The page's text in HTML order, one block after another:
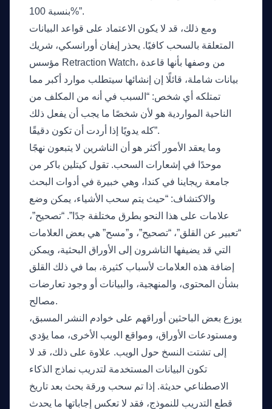
بنسبة 100%”.
ومع ذلك، قد لا يكون الاعتماد على قواعد البيانات
المتعلقة بالسحب كافيًا. يحذر إيفان أورانسكي، شريك
مؤسس Retraction Watch، من وصفها بأنها قاعدة
بيانات شاملة، قائلًا إن إنشائها سيتطلب موارد أكبر مما
تمتلكه أي شخص: “السبب في أنه من المكلف من
الناحية المواردية هو لأن شخصًا ما يجب أن يفعل ذلك
كله يدويًا إذا أردت أن تكون دقيقًا”.
وما يعقد الأمور أكثر هو أن الناشرين لا يتبعون نهجًا
موحدًا في إشعارات السحب. تقول كيتلين باكر من
جامعة ريجاينا في كندا، وهي خبيرة في أدوات البحث
والاكتشاف: “حيث يتم سحب الأشياء، يمكن وضع
علامات على هذا النحو بطرق مختلفة جدًا”. “تصحيح”،
“تعبير عن القلق”، “تصحيح”، و”مسح” هي بعض العلامات
التي قد يضيفها الناشرون إلى الأوراق البحثية، ويمكن
إضافة هذه العلامات لأسباب كثيرة، بما في ذلك القلق
بشأن المحتوى، والمنهجية، والبيانات أو وجود تعارضات
مصالح.
يوزع بعض الباحثين أوراقهم على خوادم النشر المسبق،
ومستودعات الأوراق، ومواقع الويب الأخرى، مما يؤدي
إلى تشتت النسخ حول الويب. علاوة على ذلك، قد لا
تكون البيانات المستخدمة لتدريب نماذج الذكاء
الاصطناعي حديثة. إذا تم سحب ورقة بحث بعد تاريخ
قطع التدريب للنموذج، فقد لا تعكس إجاباتها ما يحدث